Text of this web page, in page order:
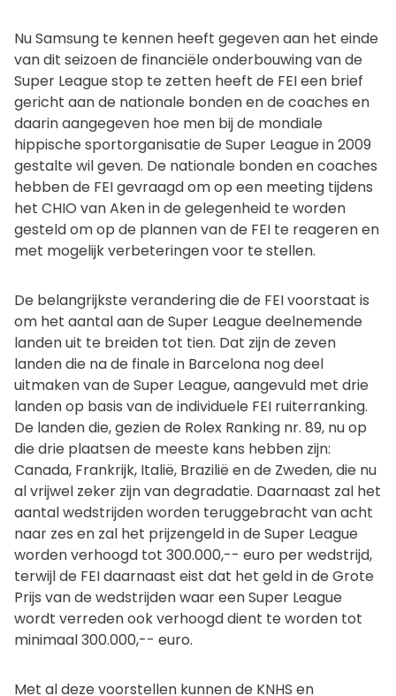
Nu Samsung te kennen heeft gegeven aan het einde
van dit seizoen de financiële onderbouwing van de
Super League stop te zetten heeft de FEI een brief
gericht aan de nationale bonden en de coaches en
daarin aangegeven hoe men bij de mondiale
hippische sportorganisatie de Super League in 2009
gestalte wil geven. De nationale bonden en coaches
hebben de FEI gevraagd om op een meeting tijdens
het CHIO van Aken in de gelegenheid te worden
gesteld om op de plannen van de FEI te reageren en
met mogelijk verbeteringen voor te stellen.
De belangrijkste verandering die de FEI voorstaat is
om het aantal aan de Super League deelnemende
landen uit te breiden tot tien. Dat zijn de zeven
landen die na de finale in Barcelona nog deel
uitmaken van de Super League, aangevuld met drie
landen op basis van de individuele FEI ruiterranking.
De landen die, gezien de Rolex Ranking nr. 89, nu op
die drie plaatsen de meeste kans hebben zijn:
Canada, Frankrijk, Italië, Brazilië en de Zweden, die nu
al vrijwel zeker zijn van degradatie. Daarnaast zal het
aantal wedstrijden worden teruggebracht van acht
naar zes en zal het prijzengeld in de Super League
worden verhoogd tot 300.000,-- euro per wedstrijd,
terwijl de FEI daarnaast eist dat het geld in de Grote
Prijs van de wedstrijden waar een Super League
wordt verreden ook verhoogd dient te worden tot
minimaal 300.000,-- euro.
Met al deze voorstellen kunnen de KNHS en